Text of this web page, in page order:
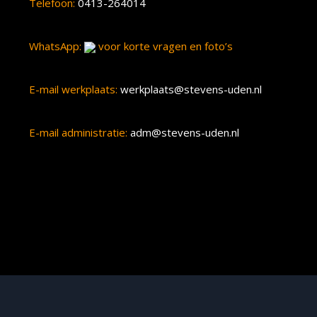
WhatsApp: voor korte vragen en foto’s
E-mail werkplaats: werkplaats@stevens-uden.nl
E-mail administratie: adm@stevens-uden.nl